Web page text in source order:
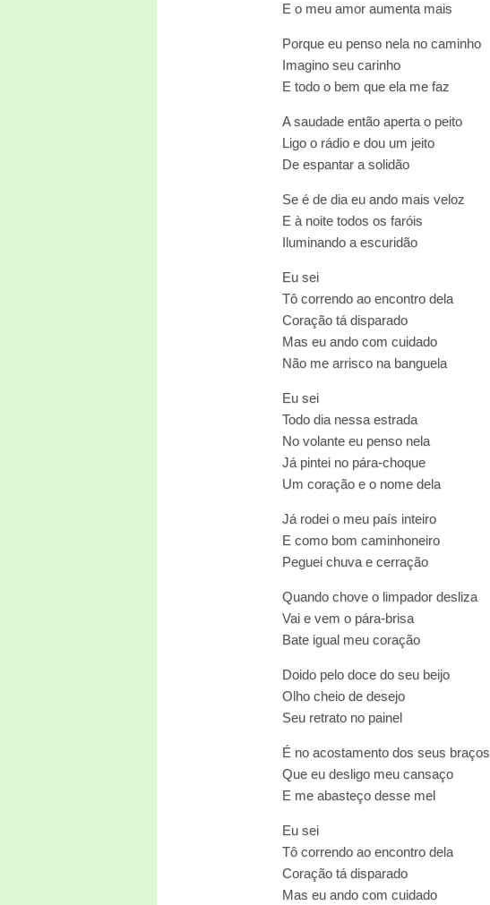
E o meu amor aumenta mais
Porque eu penso nela no caminho
Imagino seu carinho
E todo o bem que ela me faz
A saudade então aperta o peito
Ligo o rádio e dou um jeito
De espantar a solidão
Se é de dia eu ando mais veloz
E à noite todos os faróis
Iluminando a escuridão
Eu sei
Tô correndo ao encontro dela
Coração tá disparado
Mas eu ando com cuidado
Não me arrisco na banguela
Eu sei
Todo dia nessa estrada
No volante eu penso nela
Já pintei no pára-choque
Um coração e o nome dela
Já rodei o meu país inteiro
E como bom caminhoneiro
Peguei chuva e cerração
Quando chove o limpador desliza
Vai e vem o pára-brisa
Bate igual meu coração
Doido pelo doce do seu beijo
Olho cheio de desejo
Seu retrato no painel
É no acostamento dos seus braços
Que eu desligo meu cansaço
E me abasteço desse mel
Eu sei
Tô correndo ao encontro dela
Coração tá disparado
Mas eu ando com cuidado